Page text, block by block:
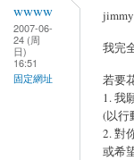
wwww
2007-06-
24 (周
日)
16:51
固定網址
jimmy
我完
若要
1. 我
(以行
2. 對
或希